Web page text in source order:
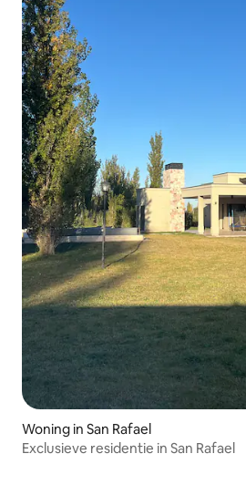
Woning in San Rafael
Exclusieve residentie in San Rafael